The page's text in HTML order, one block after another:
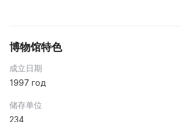
博物馆特色
成立日期
1997 год
储存单位
234